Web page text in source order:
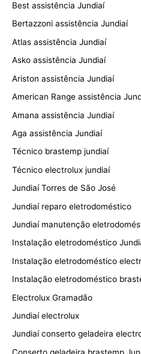
Best assistência Jundiaí
Bertazzoni assistência Jundiaí
Atlas assistência Jundiaí
Asko assistência Jundiaí
Ariston assistência Jundiaí
American Range assistência
Amana assistência Jundiaí
Aga assistência Jundiaí
Técnico brastemp jundiaí
Técnico electrolux jundiaí
Jundiaí Torres de São José
Jundiaí reparo eletrodoméstico
Jundiaí manutenção
Instalação eletrodoméstico
Instalação eletrodoméstico
Instalação eletrodoméstico
Electrolux Gramadão
Jundiaí electrolux
Jundiaí conserto geladeira
Conserto geladeira brastemp